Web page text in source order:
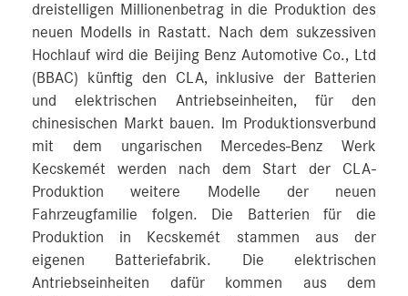
dreistelligen Millionenbetrag in die Produktion des
neuen Modells in Rastatt. Nach dem sukzessiven
Hochlauf wird die Beijing Benz Automotive Co., Ltd
(BBAC) künftig den CLA, inklusive der Batterien
und elektrischen Antriebseinheiten, für den
chinesischen Markt bauen. Im Produktionsverbund
mit dem ungarischen Mercedes-Benz Werk
Kecskemét werden nach dem Start der CLA-
Produktion weitere Modelle der neuen
Fahrzeugfamilie folgen. Die Batterien für die
Produktion in Kecskemét stammen aus der
eigenen Batteriefabrik. Die elektrischen
Antriebseinheiten dafür kommen aus dem